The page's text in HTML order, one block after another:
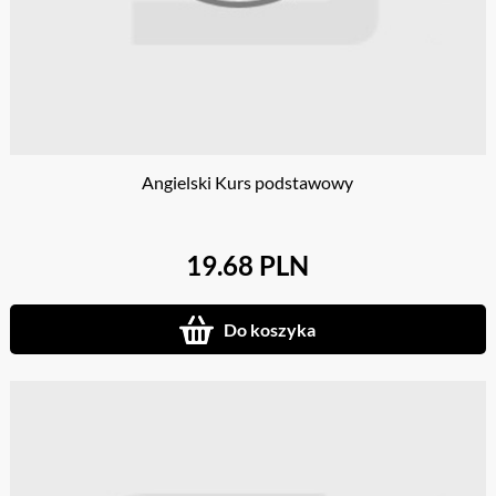
Angielski Kurs podstawowy
19.68 PLN
Do koszyka